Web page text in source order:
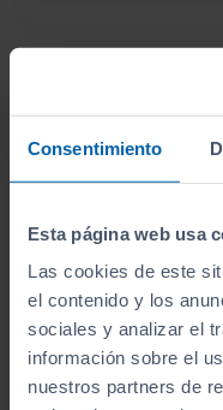
Consentimiento
Esta página web usa
Las cookies de este
el contenido y los
sociales y analizar el
información sobre el
nuestros partners de
¿Por qué
Compra tu
Revisión de250